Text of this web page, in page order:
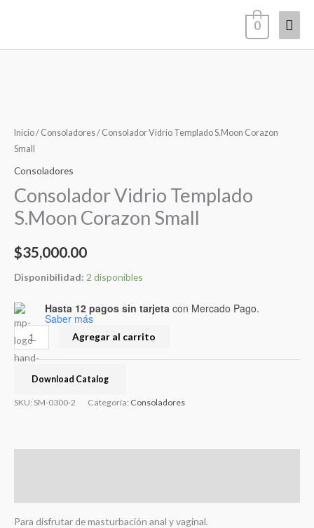
0
Inicio/ Consoladores/ Consolador Vidrio Templado S.Moon Corazon
Small
Consoladores
Consolador Vidrio Templado
S.Moon Corazon Small
$35,000.00
Disponibilidad: 2 disponibles
Hasta 12 pagos sin tarjeta con Mercado Pago.
Saber más
Templado
S.Moon
Corazon
cantidad
Agregar al carrito
Download Catalog
SKU: SM-0300-2 Categoría: Consoladores
Para disfrutar de masturbación anal y vaginal.